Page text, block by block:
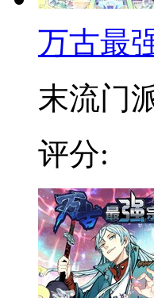
万古最
末流门
评分: